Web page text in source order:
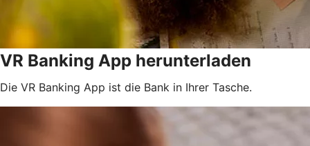
VR Banking App herunterladen
Die VR Banking App ist die Bank in Ihrer Tasche.